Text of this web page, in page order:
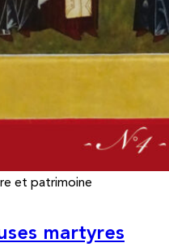
et patrimoine
martyres